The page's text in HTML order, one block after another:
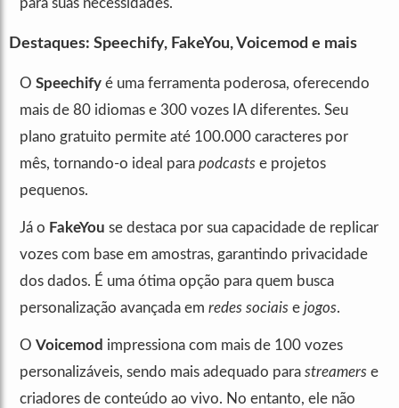
para suas necessidades.
Destaques: Speechify, FakeYou, Voicemod e mais
O Speechify é uma ferramenta poderosa, oferecendo
mais de 80 idiomas e 300 vozes IA diferentes. Seu
plano gratuito permite até 100.000 caracteres por
mês, tornando-o ideal para podcasts e projetos
pequenos.
Já o FakeYou se destaca por sua capacidade de replicar
vozes com base em amostras, garantindo privacidade
dos dados. É uma ótima opção para quem busca
personalização avançada em redes sociais e jogos.
O Voicemod impressiona com mais de 100 vozes
personalizáveis, sendo mais adequado para streamers e
criadores de conteúdo ao vivo. No entanto, ele não